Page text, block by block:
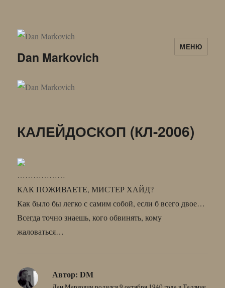
Dan Markovich
МЕНЮ
КАЛЕЙДОСКОП (КЛ-2006)
………………
КАК ПОЖИВАЕТЕ, МИСТЕР ХАЙД?
Как было бы легко с самим собой, если б всего двое…
Всегда точно знаешь, кого обвинять, кому
жаловаться…
Автор: DM